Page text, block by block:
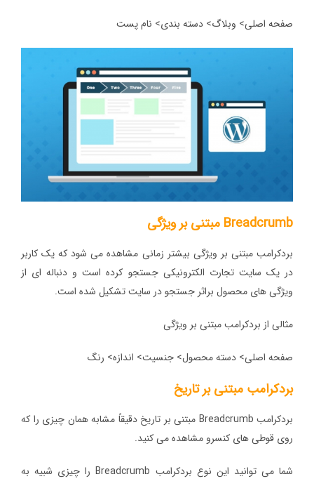
صفحه اصلی> وبلاگ> دسته بندی> نام پست
Breadcrumb مبتنی بر ویژگی
بردکرامب مبتنی بر ویژگی بیشتر زمانی مشاهده می شود که یک کاربر
در یک سایت تجارت الکترونیکی جستجو کرده است و دنباله ای از
ویژگی های محصول براثر جستجو در سایت تشکیل شده است.
مثالی از بردکرامب مبتنی بر ویژگی
صفحه اصلی> دسته محصول> جنسیت> اندازه> رنگ
بردکرامب مبتنی بر تاریخ
بردکرامب Breadcrumb مبتنی بر تاریخ دقیقاً مشابه همان چیزی را که
روی قوطی های کنسرو مشاهده می کنید.
شما می توانید این نوع بردکرامب Breadcrumb را چیزی شبیه به